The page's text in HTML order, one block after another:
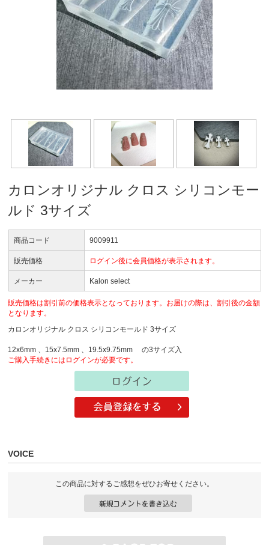
カロンオリジナル クロス シリコンモー
ルド 3サイズ
商品コード 9009911
販売価格 ログイン後に会員価格が表示されます。
メーカー Kalon select
販売価格は割引前の価格表示となっております。お届けの際は、割引後の金額
となります。
カロンオリジナル クロス シリコンモールド 3サイズ
12x6mm 、15x7.5mm 、19.5x9.75mm の3サイズ入
ご購入手続きにはログインが必要です。
VOICE
この商品に対するご感想をぜひお寄せください。